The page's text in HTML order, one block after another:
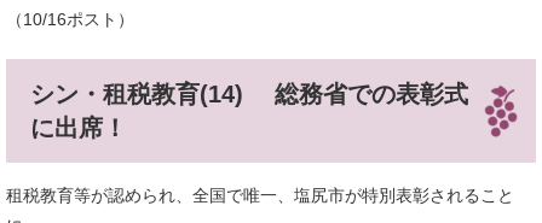
（10/16ポスト）
シン・租税教育(14) 総務省での表彰式
に出席！
租税教育等が認められ、全国で唯一、塩尻市が特別表彰されること